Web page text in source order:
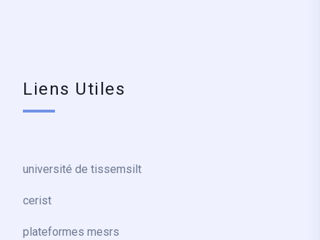
Liens Utiles
université de tissemsilt
cerist
plateformes mesrs